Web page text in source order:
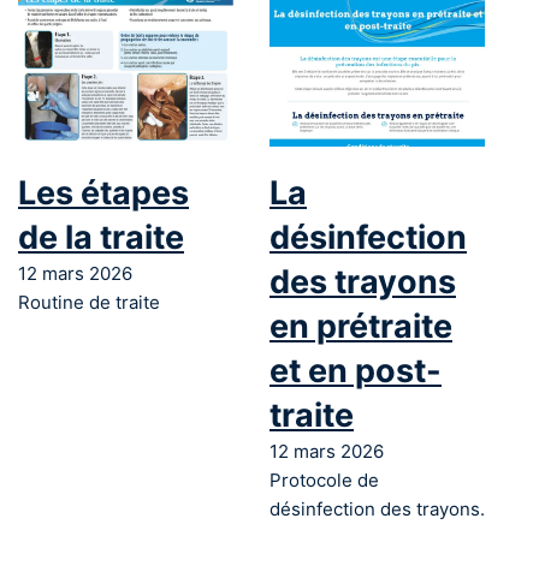
Les étapes
de la traite
12 mars 2026
Routine de traite
La
désinfection
des trayons
en prétraite
et en post-
traite
12 mars 2026
Protocole de
désinfection des trayons.